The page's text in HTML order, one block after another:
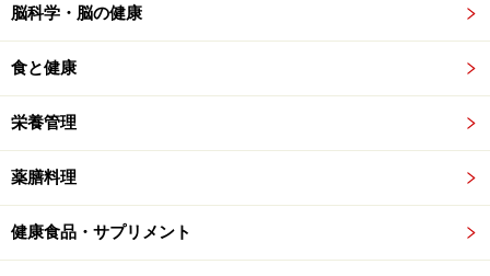
脳科学・脳の健康
食と健康
栄養管理
薬膳料理
健康食品・サプリメント